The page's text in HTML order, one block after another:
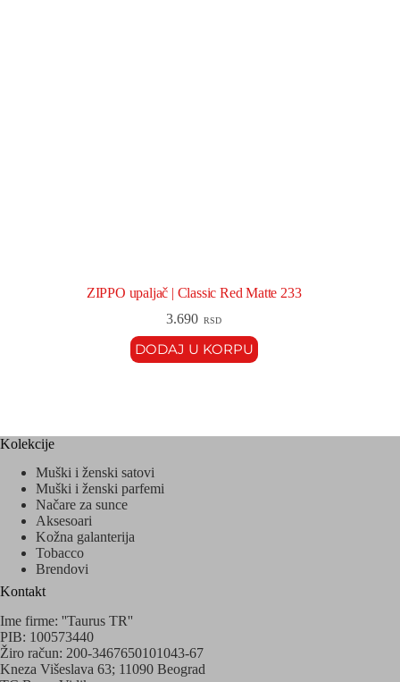
ZIPPO upaljač | Classic Red Matte 233
3.690 RSD
DODAJ U KORPU
Kolekcije
Muški i ženski satovi
Muški i ženski parfemi
Načare za sunce
Aksesoari
Kožna galanterija
Tobacco
Brendovi
Kontakt
Ime firme: ''Taurus TR''
PIB: 100573440
Žiro račun: 200-3467650101043-67
Kneza Višeslava 63; 11090 Beograd